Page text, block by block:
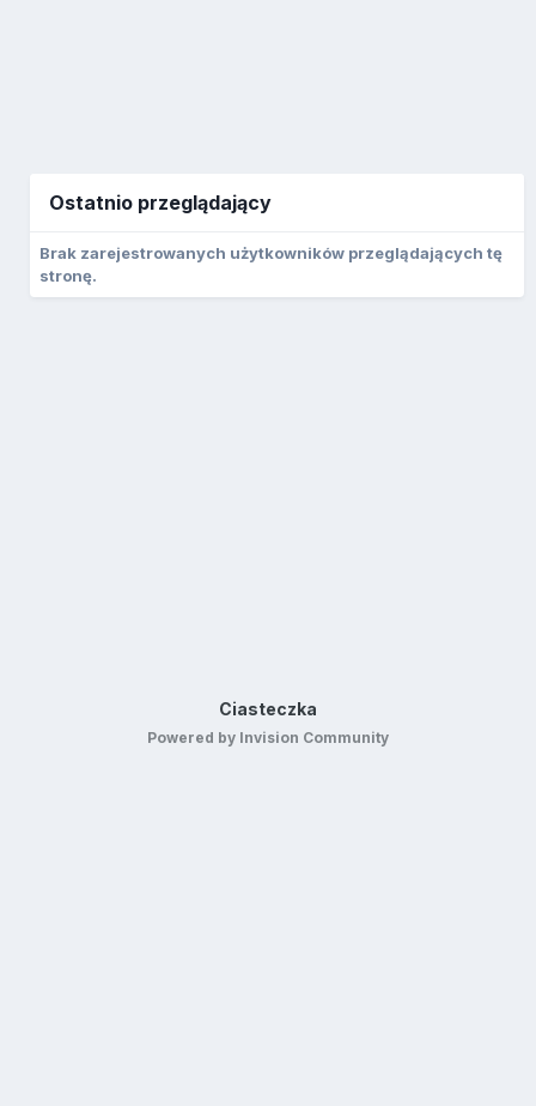
Ostatnio przeglądający
Brak zarejestrowanych użytkowników przeglądających tę
stronę.
Ciasteczka
Powered by Invision Community